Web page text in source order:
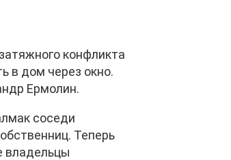
конфликта
в дом через окно.
Ермолин.
соседи
Теперь
владельцы